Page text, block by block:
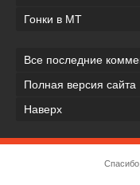
Гонки в МТ
Все последние
Полная версия сайта
Наверх